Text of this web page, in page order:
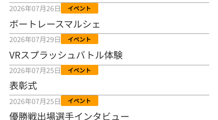
【ボートレース】12R優勝戦のスタート特訓実施 初Ｖ目指す宮崎心
之介の仕上がり上々／常滑 - 日刊スポーツ
2026年08月04日
【とこなめボート ルーキーシリーズ第15戦】荒木颯斗 当地フレッシ
ュルーキーが初Vで恩返しを
2026年08月03日
【とこなめボート】ういちの「好配招き猫」ルーキーシリーズ第15
戦～自分の収支状況も想定してこそ〝本物の予想〟！／ボートレー
ス
2026年07月26日 イベント
ボートレースマルシェ
2026年07月29日 イベント
VRスプラッシュバトル体験
2026年07月25日 イベント
表彰式
2026年07月25日 イベント
優勝戦出場選手インタビュー